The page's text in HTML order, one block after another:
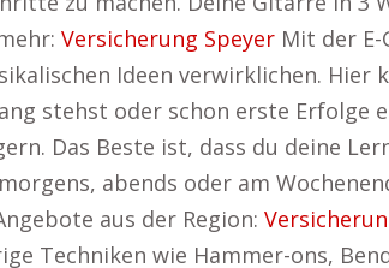
Versicherung Speyer Mit der
Ideen verwirklichen. Hier
stehst oder schon erste Erfolge
Das Beste ist, dass du deine
abends oder am
aus der Region:
Techniken wie Hammer-ons,